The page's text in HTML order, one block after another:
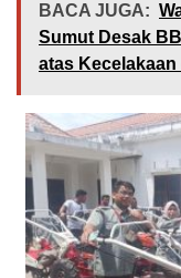
BACA JUGA:
Sumut Desak
atas